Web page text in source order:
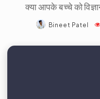
क्या आपके बच्चे को
Bineet Patel